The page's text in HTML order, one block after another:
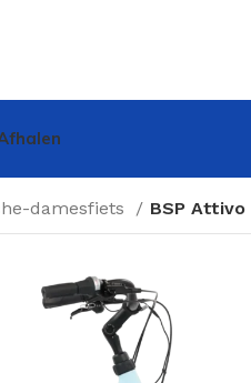
damesfiets BSP